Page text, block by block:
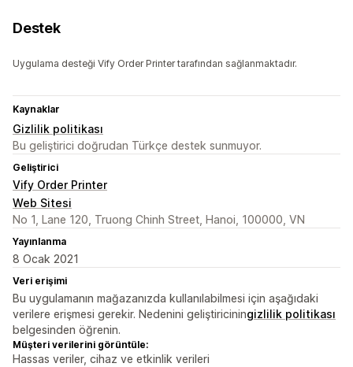
Destek
Uygulama desteği Vify Order Printer tarafından sağlanmaktadır.
Kaynaklar
Gizlilik politikası
Bu geliştirici doğrudan Türkçe destek sunmuyor.
Geliştirici
Vify Order Printer
Web Sitesi
No 1, Lane 120, Truong Chinh Street, Hanoi, 100000, VN
Yayınlanma
8 Ocak 2021
Veri erişimi
Bu uygulamanın mağazanızda kullanılabilmesi için aşağıdaki
verilere erişmesi gerekir. Nedenini geliştiriciningizlilik politikası
belgesinden öğrenin.
Müşteri verilerini görüntüle:
Hassas veriler, cihaz ve etkinlik verileri